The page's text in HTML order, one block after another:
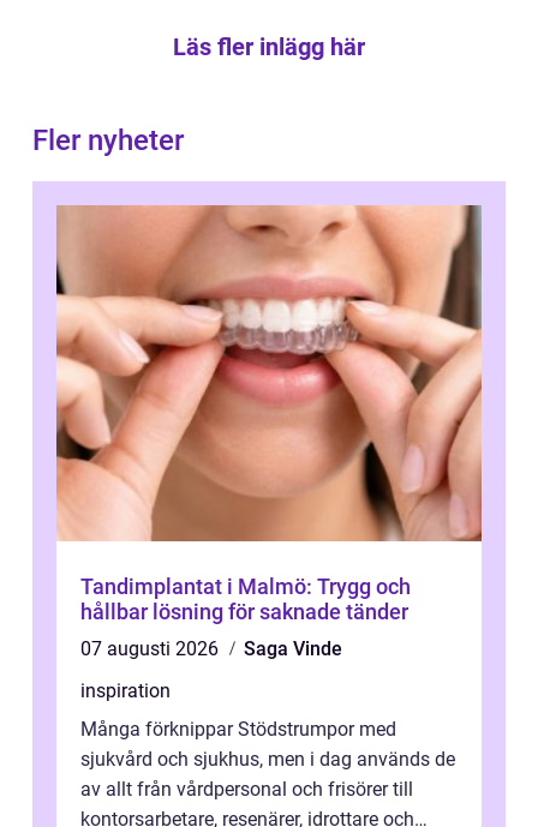
Läs fler inlägg här
Fler nyheter
Tandimplantat i Malmö: Trygg och
hållbar lösning för saknade tänder
07 augusti 2026
Saga Vinde
inspiration
Många förknippar Stödstrumpor med
sjukvård och sjukhus, men i dag används de
av allt från vårdpersonal och frisörer till
kontorsarbetare, resenärer, idrottare och